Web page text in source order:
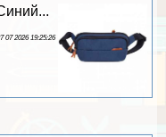
07 2026 19:25:26